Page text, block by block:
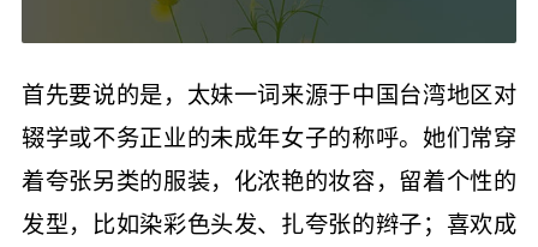
首先要说的是，太妹一词来源于中国台湾地区对
辍学或不务正业的未成年女子的称呼。她们常穿
着夸张另类的服装，化浓艳的妆容，留着个性的
发型，比如染彩色头发、扎夸张的辫子；喜欢成